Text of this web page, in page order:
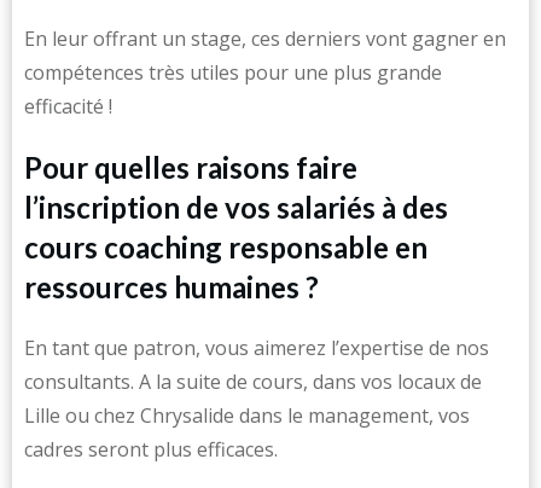
En leur offrant un stage, ces derniers vont gagner en
compétences très utiles pour une plus grande
efficacité !
Pour quelles raisons faire
l’inscription de vos salariés à des
cours coaching responsable en
ressources humaines ?
En tant que patron, vous aimerez l’expertise de nos
consultants. A la suite de cours, dans vos locaux de
Lille ou chez Chrysalide dans le management, vos
cadres seront plus efficaces.